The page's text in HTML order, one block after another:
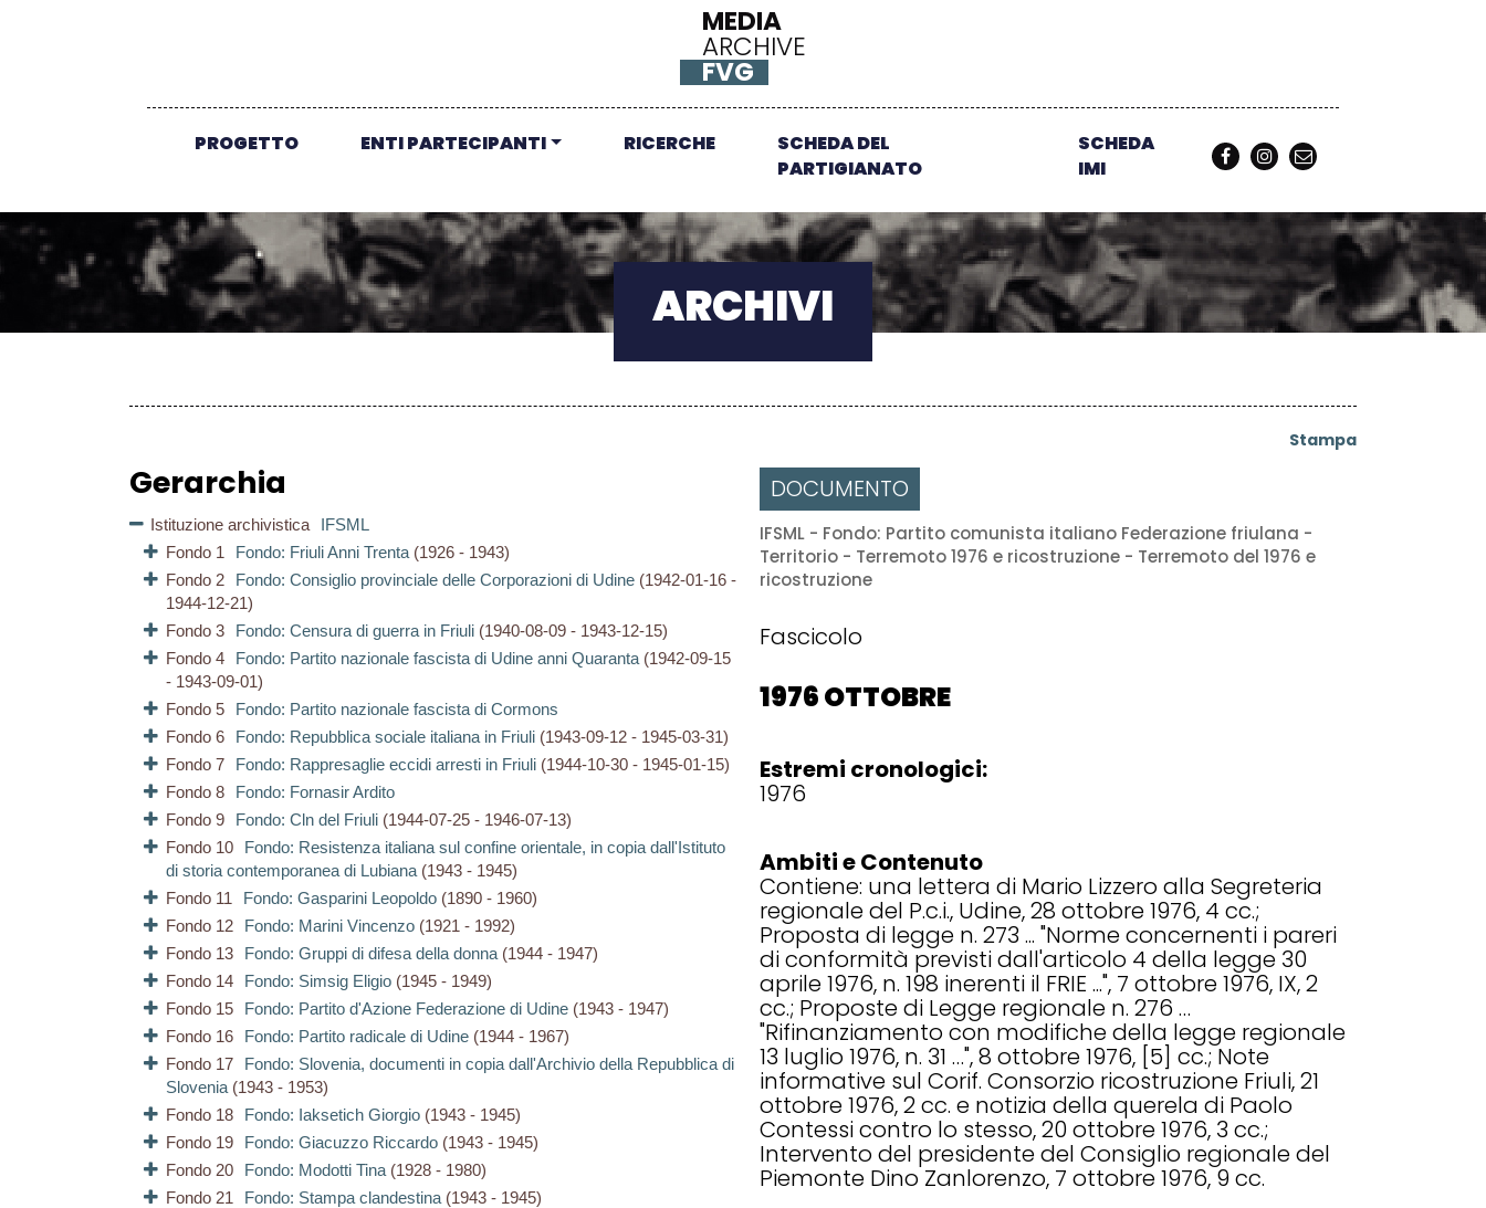
MEDIA
ARCHIVE
FVG
PROGETTO ENTI PARTECIPANTI RICERCHE
SCHEDA DEL
PARTIGIANATO
SCHEDA
IMI
ARCHIVI
Stampa
Gerarchia
Istituzione archivistica
IFSML
Fondo 1
Fondo: Friuli Anni Trenta(1926 - 1943)
Fondo 2
Fondo: Consiglio provinciale delle Corporazioni di Udine(1942-01-16 -
1944-12-21)
Fondo 3
Fondo: Censura di guerra in Friuli(1940-08-09 - 1943-12-15)
Fondo 4
Fondo: Partito nazionale fascista di Udine anni Quaranta(1942-09-15
- 1943-09-01)
Fondo 5
Fondo: Partito nazionale fascista di Cormons
Fondo 6
Fondo: Repubblica sociale italiana in Friuli(1943-09-12 - 1945-03-31)
Fondo 7
Fondo: Rappresaglie eccidi arresti in Friuli(1944-10-30 - 1945-01-15)
Fondo 8
Fondo: Fornasir Ardito
Fondo 9
Fondo: Cln del Friuli(1944-07-25 - 1946-07-13)
Fondo 10
Fondo: Resistenza italiana sul confine orientale, in copia dall'Istituto
di storia contemporanea di Lubiana(1943 - 1945)
Fondo 11
Fondo: Gasparini Leopoldo(1890 - 1960)
Fondo 12
Fondo: Marini Vincenzo(1921 - 1992)
Fondo 13
Fondo: Gruppi di difesa della donna(1944 - 1947)
Fondo 14
Fondo: Simsig Eligio(1945 - 1949)
Fondo 15
Fondo: Partito d'Azione Federazione di Udine(1943 - 1947)
Fondo 16
Fondo: Partito radicale di Udine(1944 - 1967)
Fondo 17
Fondo: Slovenia, documenti in copia dall'Archivio della Repubblica di
Slovenia(1943 - 1953)
Fondo 18
Fondo: Iaksetich Giorgio(1943 - 1945)
Fondo 19
Fondo: Giacuzzo Riccardo(1943 - 1945)
Fondo 20
Fondo: Modotti Tina(1928 - 1980)
Fondo 21
Fondo: Stampa clandestina(1943 - 1945)
DOCUMENTO
IFSML - Fondo: Partito comunista italiano Federazione friulana -
Territorio - Terremoto 1976 e ricostruzione - Terremoto del 1976 e
ricostruzione
Fascicolo
1976 OTTOBRE
Estremi cronologici:
1976
Ambiti e Contenuto
Contiene: una lettera di Mario Lizzero alla Segreteria
regionale del P.c.i., Udine, 28 ottobre 1976, 4 cc.;
Proposta di legge n. 273 ... "Norme concernenti i pareri
di conformità previsti dall'articolo 4 della legge 30
aprile 1976, n. 198 inerenti il FRIE ...", 7 ottobre 1976, IX, 2
cc.; Proposte di Legge regionale n. 276 …
"Rifinanziamento con modifiche della legge regionale
13 luglio 1976, n. 31 …", 8 ottobre 1976, [5] cc.; Note
informative sul Corif. Consorzio ricostruzione Friuli, 21
ottobre 1976, 2 cc. e notizia della querela di Paolo
Contessi contro lo stesso, 20 ottobre 1976, 3 cc.;
Intervento del presidente del Consiglio regionale del
Piemonte Dino Zanlorenzo, 7 ottobre 1976, 9 cc.